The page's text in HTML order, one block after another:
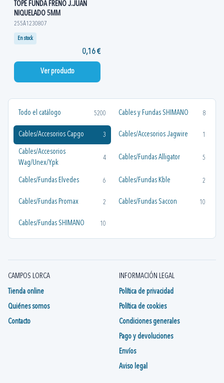
Todo el catálogo 5200 Cables y Fundas SHIMANO 8
Cables/Accesorios Capgo 3 Cables/Accesorios Jagwire 1
Cables/Accesorios
Wag/Unex/Ypk
4 Cables/Fundas Alligator 5
Cables/Fundas Elvedes 6 Cables/Fundas Kble 2
Cables/Fundas Promax 2 Cables/Fundas Saccon 10
Cables/Fundas SHIMANO 10
TOPE FUNDA FRENO J.JUAN
NIQUELADO 5MM
255A1230807
En stock
0,16 €
Ver producto
CAMPOS LORCA
Tienda online
Quiénes somos
Contacto
INFORMACIÓN LEGAL
Política de privacidad
Política de cookies
Condiciones generales
Pago y devoluciones
Envíos
Aviso legal